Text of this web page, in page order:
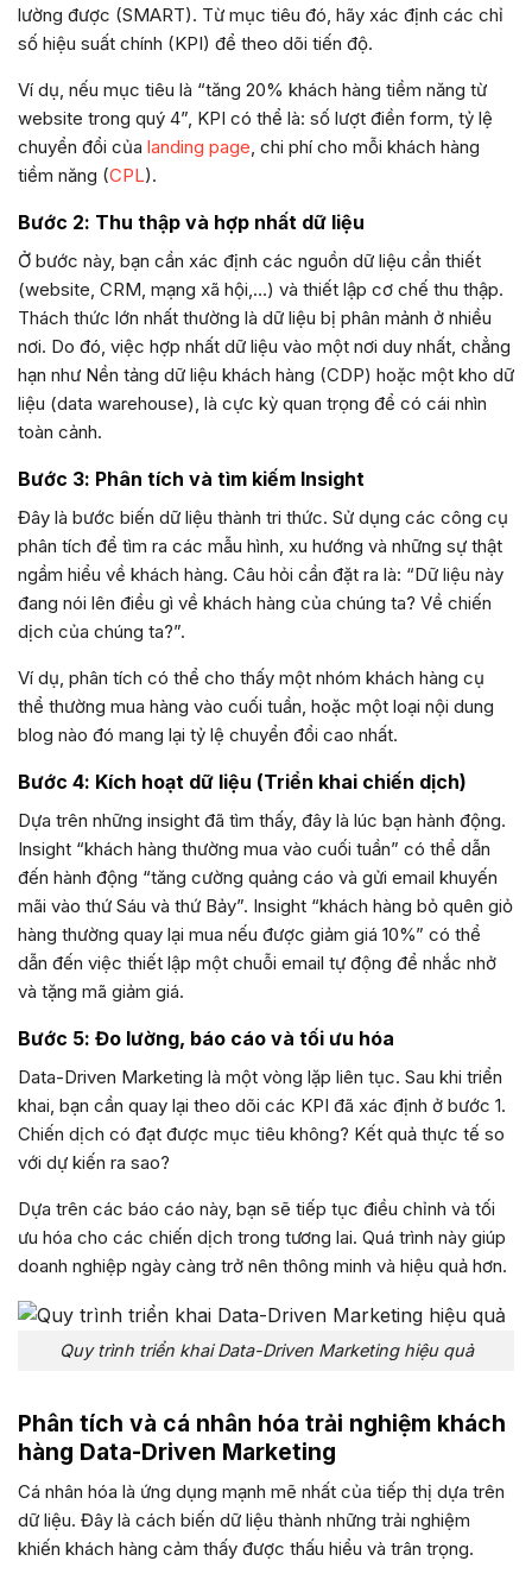
lường được (SMART). Từ mục tiêu đó, hãy xác định các chỉ
số hiệu suất chính (KPI) để theo dõi tiến độ.
Ví dụ, nếu mục tiêu là “tăng 20% khách hàng tiềm năng từ
website trong quý 4”, KPI có thể là: số lượt điền form, tỷ lệ
chuyển đổi của landing page, chi phí cho mỗi khách hàng
tiềm năng (CPL).
Bước 2: Thu thập và hợp nhất dữ liệu
Ở bước này, bạn cần xác định các nguồn dữ liệu cần thiết
(website, CRM, mạng xã hội,…) và thiết lập cơ chế thu thập.
Thách thức lớn nhất thường là dữ liệu bị phân mảnh ở nhiều
nơi. Do đó, việc hợp nhất dữ liệu vào một nơi duy nhất, chẳng
hạn như Nền tảng dữ liệu khách hàng (CDP) hoặc một kho dữ
liệu (data warehouse), là cực kỳ quan trọng để có cái nhìn
toàn cảnh.
Bước 3: Phân tích và tìm kiếm Insight
Đây là bước biến dữ liệu thành tri thức. Sử dụng các công cụ
phân tích để tìm ra các mẫu hình, xu hướng và những sự thật
ngầm hiểu về khách hàng. Câu hỏi cần đặt ra là: “Dữ liệu này
đang nói lên điều gì về khách hàng của chúng ta? Về chiến
dịch của chúng ta?”.
Ví dụ, phân tích có thể cho thấy một nhóm khách hàng cụ
thể thường mua hàng vào cuối tuần, hoặc một loại nội dung
blog nào đó mang lại tỷ lệ chuyển đổi cao nhất.
Bước 4: Kích hoạt dữ liệu (Triển khai chiến dịch)
Dựa trên những insight đã tìm thấy, đây là lúc bạn hành động.
Insight “khách hàng thường mua vào cuối tuần” có thể dẫn
đến hành động “tăng cường quảng cáo và gửi email khuyến
mãi vào thứ Sáu và thứ Bảy”. Insight “khách hàng bỏ quên giỏ
hàng thường quay lại mua nếu được giảm giá 10%” có thể
dẫn đến việc thiết lập một chuỗi email tự động để nhắc nhở
và tặng mã giảm giá.
Bước 5: Đo lường, báo cáo và tối ưu hóa
Data-Driven Marketing là một vòng lặp liên tục. Sau khi triển
khai, bạn cần quay lại theo dõi các KPI đã xác định ở bước 1.
Chiến dịch có đạt được mục tiêu không? Kết quả thực tế so
với dự kiến ra sao?
Dựa trên các báo cáo này, bạn sẽ tiếp tục điều chỉnh và tối
ưu hóa cho các chiến dịch trong tương lai. Quá trình này giúp
doanh nghiệp ngày càng trở nên thông minh và hiệu quả hơn.
Quy trình triển khai Data-Driven Marketing hiệu quả
Phân tích và cá nhân hóa trải nghiệm khách
hàng Data-Driven Marketing
Cá nhân hóa là ứng dụng mạnh mẽ nhất của tiếp thị dựa trên
dữ liệu. Đây là cách biến dữ liệu thành những trải nghiệm
khiến khách hàng cảm thấy được thấu hiểu và trân trọng.